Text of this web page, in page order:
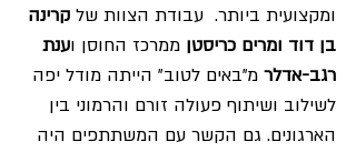
ומקצועית ביותר.  עבודת הצוות של קרינה
בן דוד ומרים כריסטן ממרכז החוסן וענת
רגב-אדלר מ"באים לטוב" הייתה מודל יפה
לשילוב ושיתוף פעולה זורם והרמוני בין
הארגונים. גם הקשר עם המשתתפים היה